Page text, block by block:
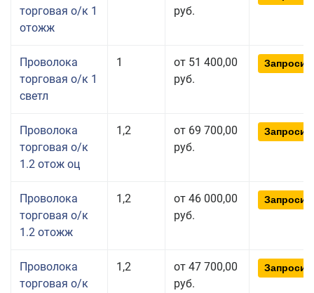
торговая о/к 1
отожж
руб.
Проволока
торговая о/к 1
светл
1
от 51 400,00
руб.
Проволока
торговая о/к
1.2 отож оц
1,2
от 69 700,00
руб.
Проволока
торговая о/к
1.2 отожж
1,2
от 46 000,00
руб.
Проволока
торговая о/к
1,2
от 47 700,00
руб.